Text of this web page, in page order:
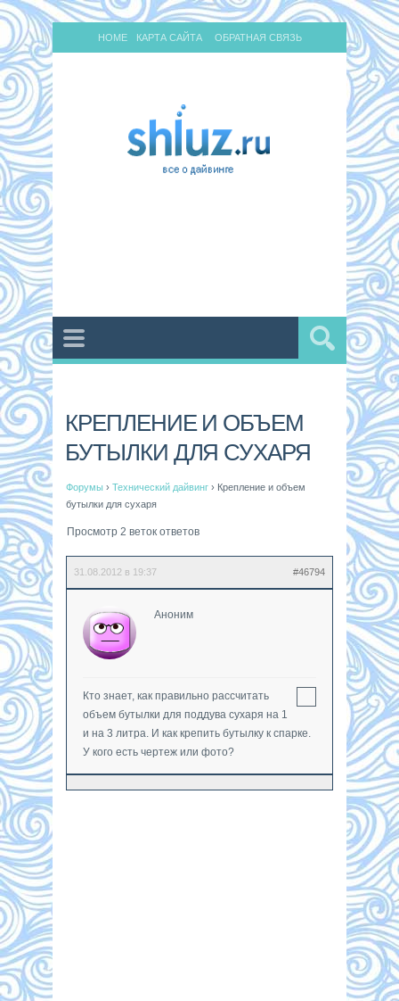
HOME КАРТА САЙТА ОБРАТНАЯ СВЯЗЬ
КРЕПЛЕНИЕ И ОБЪЕМ
БУТЫЛКИ ДЛЯ СУХАРЯ
Форумы › Технический дайвинг › Крепление и объем
бутылки для сухаря
Просмотр 2 веток ответов
31.08.2012 в 19:37 #46794
Аноним
Кто знает, как правильно рассчитать
объем бутылки для поддува сухаря на 1
и на 3 литра. И как крепить бутылку к спарке.
У кого есть чертеж или фото?